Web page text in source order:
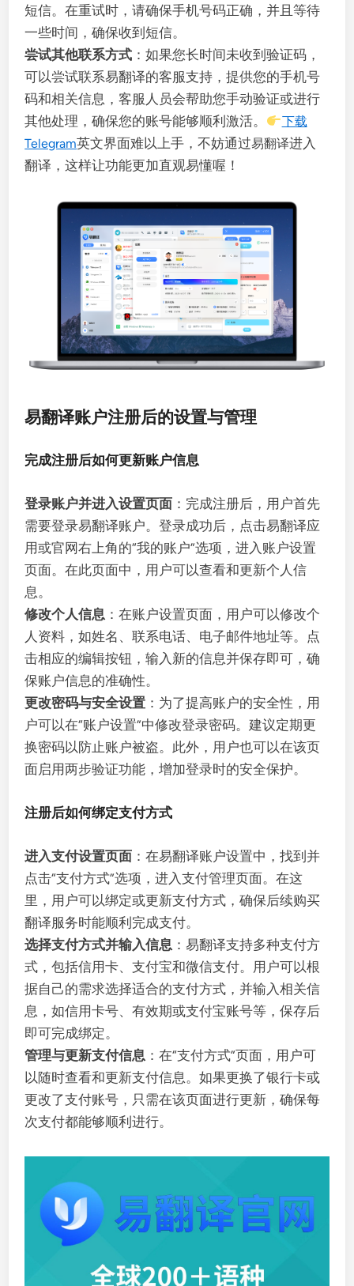
短信。在重试时，请确保手机号码正确，并且等待
一些时间，确保收到短信。
尝试其他联系方式 ：如果您长时间未收到验证码，
可以尝试联系易翻译的客服支持，提供您的手机号
码和相关信息，客服人员会帮助您手动验证或进行
其他处理，确保您的账号能够顺利激活。
下载
Telegram英文界面难以上手，不妨通过易翻译进入
翻译，这样让功能更加直观易懂喔！
易翻译账户注册后的设置与管理
完成注册后如何更新账户信息
登录账户并进入设置页面 ：完成注册后，用户首先
需要登录易翻译账户。登录成功后，点击易翻译应
用或官网右上角的“我的账户”选项，进入账户设置
页面。在此页面中，用户可以查看和更新个人信
息。
修改个人信息 ：在账户设置页面，用户可以修改个
人资料，如姓名、联系电话、电子邮件地址等。点
击相应的编辑按钮，输入新的信息并保存即可，确
保账户信息的准确性。
更改密码与安全设置 ：为了提高账户的安全性，用
户可以在“账户设置”中修改登录密码。建议定期更
换密码以防止账户被盗。此外，用户也可以在该页
面启用两步验证功能，增加登录时的安全保护。
注册后如何绑定支付方式
进入支付设置页面 ：在易翻译账户设置中，找到并
点击“支付方式”选项，进入支付管理页面。在这
里，用户可以绑定或更新支付方式，确保后续购买
翻译服务时能顺利完成支付。
选择支付方式并输入信息 ：易翻译支持多种支付方
式，包括信用卡、支付宝和微信支付。用户可以根
据自己的需求选择适合的支付方式，并输入相关信
息，如信用卡号、有效期或支付宝账号等，保存后
即可完成绑定。
管理与更新支付信息 ：在“支付方式”页面，用户可
以随时查看和更新支付信息。如果更换了银行卡或
更改了支付账号，只需在该页面进行更新，确保每
次支付都能够顺利进行。